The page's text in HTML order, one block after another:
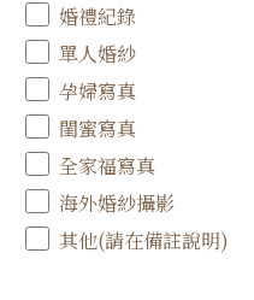
婚禮紀錄
單人婚紗
孕婦寫真
閨蜜寫真
全家福寫真
海外婚紗攝影
其他(請在備註說明)